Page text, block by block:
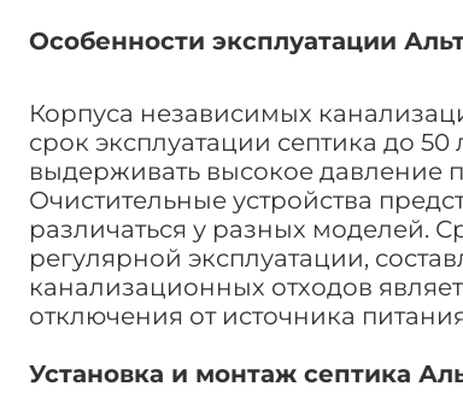
Особенности эксплуатации
Корпуса независимых
срок эксплуатации септика до
выдерживать высокое давление
Очистительные устройства
различаться у разных моделей.
регулярной эксплуатации,
канализационных отходов
отключения от источника
Установка и монтаж септика